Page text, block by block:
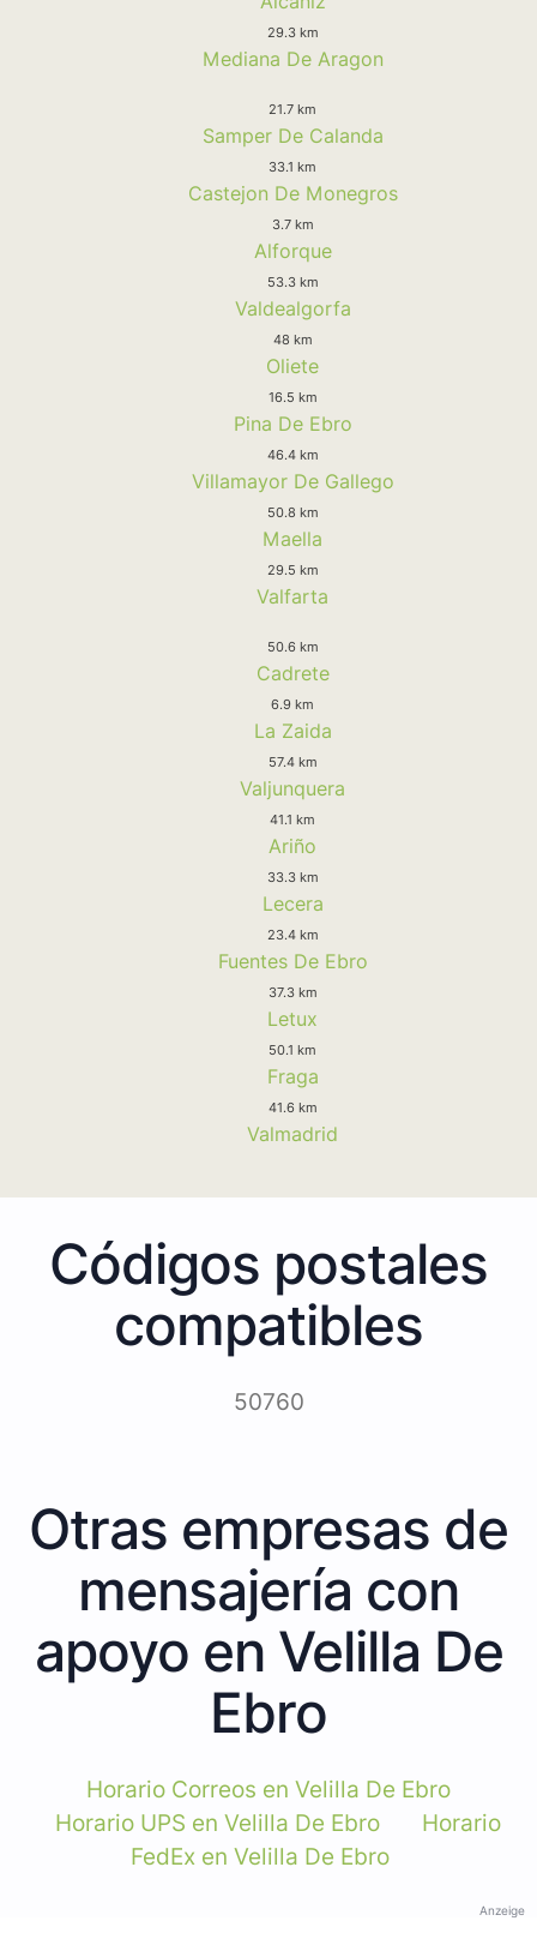
29.3 km
Mediana De Aragon
21.7 km
Samper De Calanda
33.1 km
Castejon De Monegros
3.7 km
Alforque
53.3 km
Valdealgorfa
48 km
Oliete
16.5 km
Pina De Ebro
46.4 km
Villamayor De Gallego
50.8 km
Maella
29.5 km
Valfarta
50.6 km
Cadrete
6.9 km
La Zaida
57.4 km
Valjunquera
41.1 km
Ariño
33.3 km
Lecera
23.4 km
Fuentes De Ebro
37.3 km
Letux
50.1 km
Fraga
41.6 km
Valmadrid
Códigos postales
compatibles
50760
Otras empresas de
mensajería con
apoyo en Velilla De
Ebro
Horario Correos en Velilla De Ebro
Horario UPS en Velilla De Ebro
Horario
FedEx en Velilla De Ebro
Anzeige